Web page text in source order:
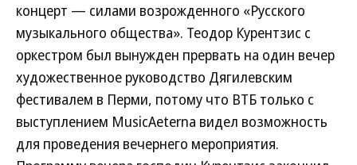
концерт — силами возрожденного «Русского
музыкального общества». Теодор Курентзис с
оркестром был вынужден прервать на один вечер
художественное руководство Дягилевским
фестивалем в Перми, потому что ВТБ только с
выступлением MusicAeterna видел возможность
для проведения вечернего мероприятия.